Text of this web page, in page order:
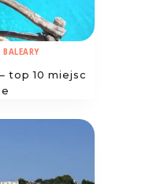
BALEARY
top 10 miejsc